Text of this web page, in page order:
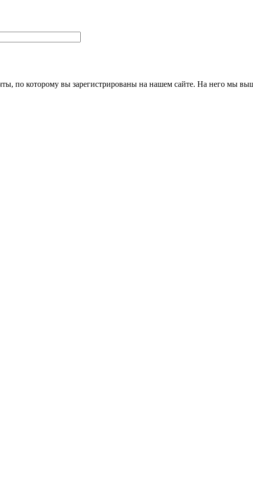
по которому вы зарегистрированы на нашем сайте. На него мы